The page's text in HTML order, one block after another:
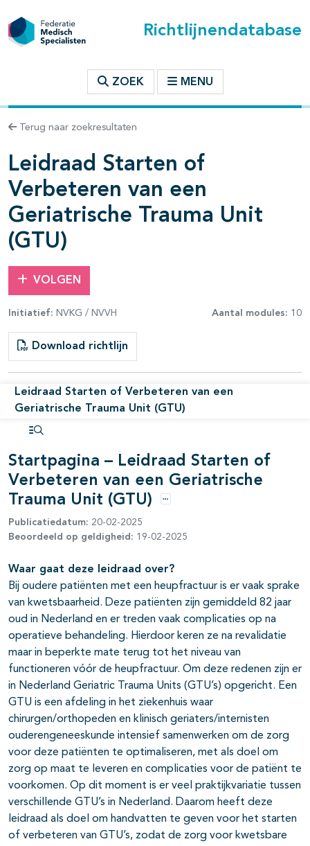
Richtlijnendatabase
ZOEK MENU
Terug naar zoekresultaten
Leidraad Starten of
Verbeteren van een
Geriatrische Trauma Unit
(GTU)
VOLGEN
Initiatief: NVKG / NVVH Aantal modules: 10
Download richtlijn
Leidraad Starten of Verbeteren van een
Geriatrische Trauma Unit (GTU)
Startpagina – Leidraad Starten of
Verbeteren van een Geriatrische
Trauma Unit (GTU)
Opties
Publicatiedatum: 20-02-2025
Beoordeeld op geldigheid: 19-02-2025
Waar gaat deze leidraad over?
Bij oudere patiënten met een heupfractuur is er vaak sprake
van kwetsbaarheid. Deze patiënten zijn gemiddeld 82 jaar
oud in Nederland en er treden vaak complicaties op na
operatieve behandeling. Hierdoor keren ze na revalidatie
maar in beperkte mate terug tot het niveau van
functioneren vóór de heupfractuur. Om deze redenen zijn er
in Nederland Geriatric Trauma Units (GTU’s) opgericht. Een
GTU is een afdeling in het ziekenhuis waar
chirurgen/orthopeden en klinisch geriaters/internisten
ouderengeneeskunde intensief samenwerken om de zorg
voor deze patiënten te optimaliseren, met als doel om
zorg op maat te leveren en complicaties voor de patiënt te
voorkomen. Op dit moment is er veel praktijkvariatie tussen
verschillende GTU’s in Nederland. Daarom heeft deze
leidraad als doel om handvatten te geven voor het starten
of verbeteren van GTU’s, zodat de zorg voor kwetsbare